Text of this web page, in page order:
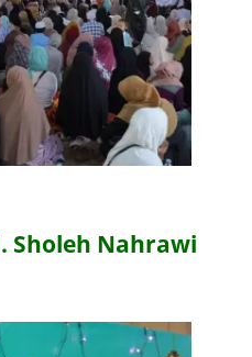
Sholeh Nahrawi